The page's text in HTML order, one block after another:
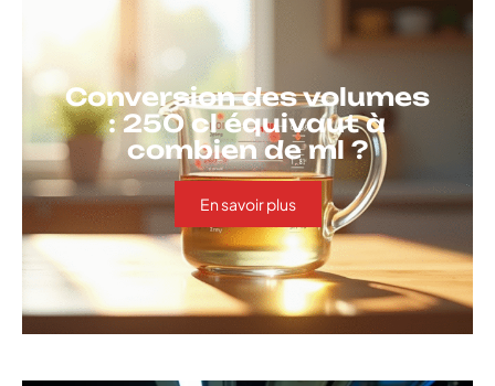
Conversion des volumes
: 250 cl équivaut à
combien de ml ?
En savoir plus